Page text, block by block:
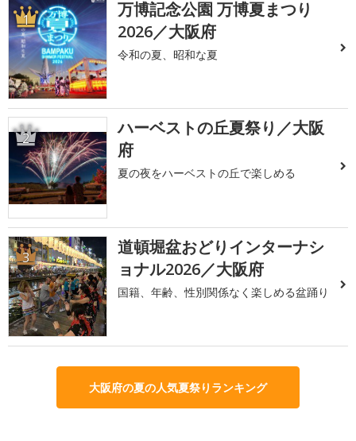
1
万博記念公園 万博夏まつり
2026／大阪府
令和の夏、昭和な夏
2
ハーベストの丘夏祭り／大阪
府
夏の夜をハーベストの丘で楽しめる
3
道頓堀盆おどりインターナシ
ョナル2026／大阪府
国籍、年齢、性別関係なく楽しめる盆踊り
大阪府の夏の人気夏祭りランキング